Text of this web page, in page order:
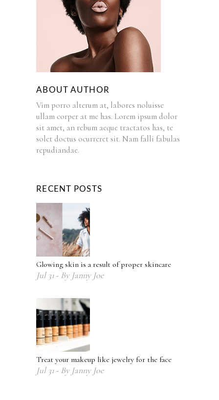
ABOUT AUTHOR
Vim porro alterum at, labores noluisse
ullam corper at me has. Lorem ipsum dolor
sit amet, an rebum aeque tractatos has, te
solet doctus ocurreret sit. Nam falli fabulas
repudiandae.
RECENT POSTS
Glowing skin is a result of proper skincare
Jul 31 By Janny Joe
Treat your makeup like jewelry for the face
Jul 31 By Janny Joe